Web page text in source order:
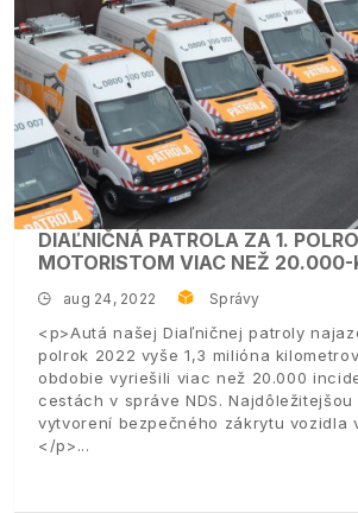
DIAĽNIČNÁ PATROLA ZA 1.
MOTORISTOM VIAC NEŽ 20.000-
aug 24, 2022 Správy
<p>Autá našej Diaľničnej patroly
polrok 2022 vyše 1,3 milióna
obdobie vyriešili viac než 20.000
cestách v správe NDS.
vytvorení bezpečného zákrytu vozidla
</p>